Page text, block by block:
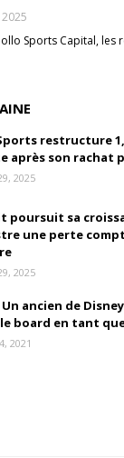
Sports Capital, les
restructure
après son rachat
2025
poursuit sa
une perte
2025
ancien de
board en tant
2021